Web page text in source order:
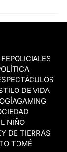
POLICIALES
DE VIDA
GAMING
NIÑO
DE TIERRAS
TOMÉ